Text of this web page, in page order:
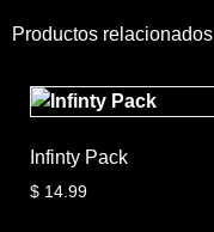
Productos relacionados
Infinty Pack
$ 14.99